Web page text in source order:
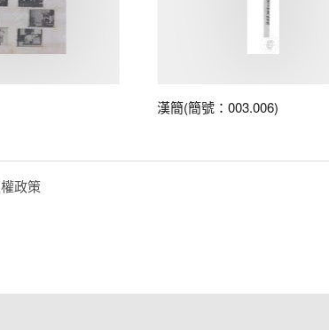
漢簡(簡號：003.006)
政策